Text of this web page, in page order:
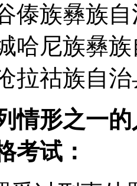
傣族彝族
哈尼族彝
拉祜族自
情形之一
考试：